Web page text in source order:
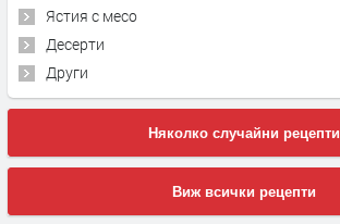
Ястия с месо
Десерти
Други
Няколко случайни рецепти
Виж всички рецепти